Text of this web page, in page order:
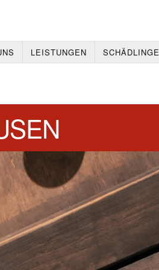
LEISTUNGEN SCHÄDLINGE